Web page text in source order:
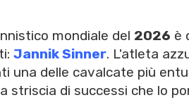
mondiale del 2026 è
Jannik Sinner. L'atleta
una delle cavalcate più
striscia di successi che lo